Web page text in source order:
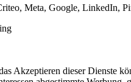
Meta, Google, LinkedIn,
Akzeptieren dieser Dienste